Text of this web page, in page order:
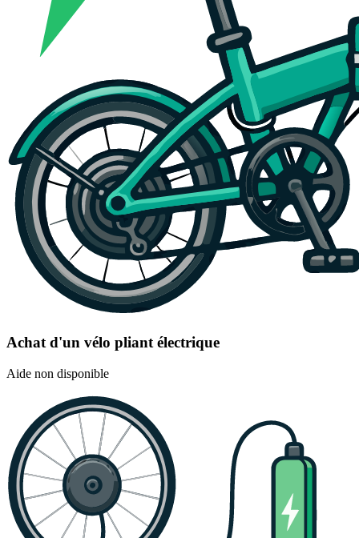
Achat d'un vélo pliant électrique
Aide non disponible